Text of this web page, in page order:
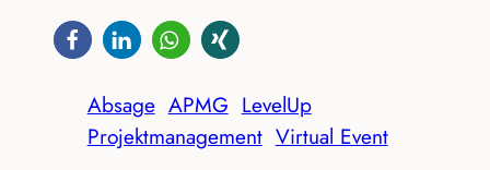
Absage APMG LevelUp
Projektmanagement Virtual Event